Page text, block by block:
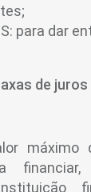
para dar
de
máximo